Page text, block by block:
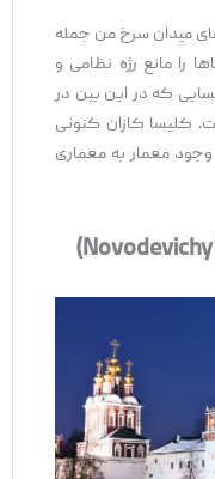
میدان سرخ من جمله
را مانع رژه نظامی و
که در این بین در
کلیسا کازان کنونی
این وجود معمار به معماری